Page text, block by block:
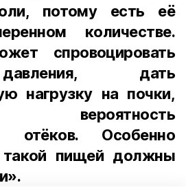
потому есть её
количестве.
спровоцировать
дать
нагрузку на почки,
вероятность
отёков. Особенно
пищей должны